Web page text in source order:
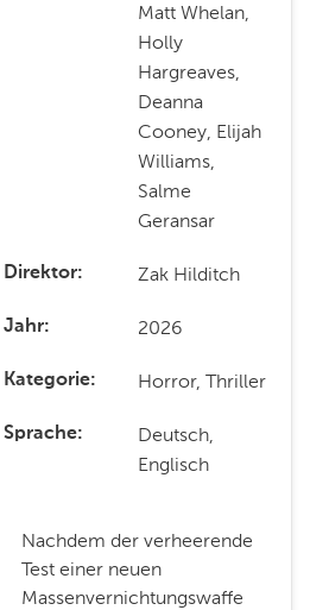
Matt Whelan,
Holly
Hargreaves,
Deanna
Cooney, Elijah
Williams,
Salme
Geransar
Direktor Zak Hilditch
Jahr 2026
Kategorie Horror, Thriller
Sprache
Deutsch,
Englisch
Nachdem der verheerende
Test einer neuen
Massenvernichtungswaffe